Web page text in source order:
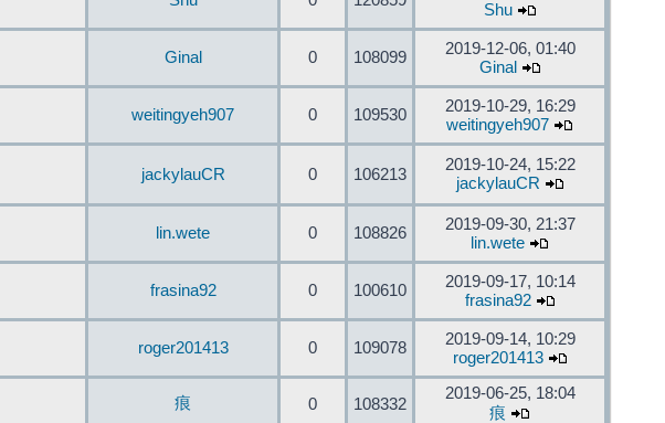
Shu
Ginal 0 108099
2019-12-06, 01:40
Ginal
weitingyeh907 0 109530
2019-10-29, 16:29
weitingyeh907
jackylauCR 0 106213
2019-10-24, 15:22
jackylauCR
lin.wete 0 108826
2019-09-30, 21:37
lin.wete
frasina92 0 100610
2019-09-17, 10:14
frasina92
roger201413 0 109078
2019-09-14, 10:29
roger201413
痕 0 108332
2019-06-25, 18:04
痕